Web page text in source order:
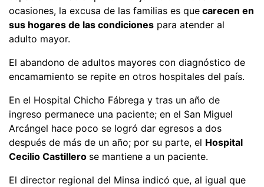
ocasiones, la excusa de las familias es que carecen en
sus hogares de las condiciones para atender al
adulto mayor.
El abandono de adultos mayores con diagnóstico de
encamamiento se repite en otros hospitales del país.
En el Hospital Chicho Fábrega y tras un año de
ingreso permanece una paciente; en el San Miguel
Arcángel hace poco se logró dar egresos a dos
después de más de un año; por su parte, el Hospital
Cecilio Castillero se mantiene a un paciente.
El director regional del Minsa indicó que, al igual que